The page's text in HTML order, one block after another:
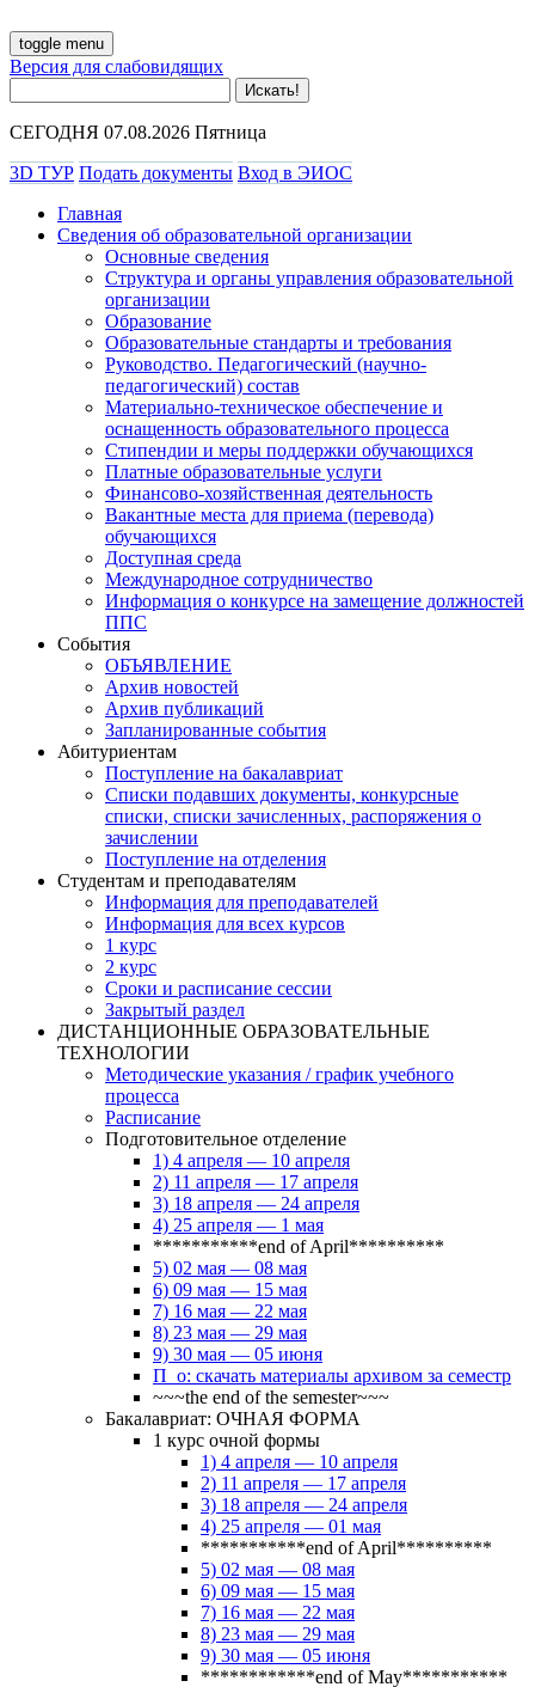
toggle menu
Версия для слабовидящих
СЕГОДНЯ 07.08.2026 Пятница
3D ТУР Подать документы Вход в ЭИОС
Главная
Сведения об образовательной организации
Основные сведения
Структура и органы управления образовательной
организации
Образование
Образовательные стандарты и требования
Руководство. Педагогический (научно-
педагогический) состав
Материально-техническое обеспечение и
оснащенность образовательного процесса
Стипендии и меры поддержки обучающихся
Платные образовательные услуги
Финансово-хозяйственная деятельность
Вакантные места для приема (перевода)
обучающихся
Доступная среда
Международное сотрудничество
Информация о конкурсе на замещение должностей
ППС
События
ОБЪЯВЛЕНИЕ
Архив новостей
Архив публикаций
Запланированные события
Абитуриентам
Поступление на бакалавриат
Списки подавших документы, конкурсные
списки, списки зачисленных, распоряжения о
зачислении
Поступление на отделения
Студентам и преподавателям
Информация для преподавателей
Информация для всех курсов
1 курс
2 курс
Сроки и расписание сессии
Закрытый раздел
ДИСТАНЦИОННЫЕ ОБРАЗОВАТЕЛЬНЫЕ
ТЕХНОЛОГИИ
Методические указания / график учебного
процесса
Расписание
Подготовительное отделение
1) 4 апреля — 10 апреля
2) 11 апреля — 17 апреля
3) 18 апреля — 24 апреля
4) 25 апреля — 1 мая
***********end of April**********
5) 02 мая — 08 мая
6) 09 мая — 15 мая
7) 16 мая — 22 мая
8) 23 мая — 29 мая
9) 30 мая — 05 июня
П_о: скачать материалы архивом за семестр
~~~the end of the semester~~~
Бакалавриат: ОЧНАЯ ФОРМА
1 курс очной формы
1) 4 апреля — 10 апреля
2) 11 апреля — 17 апреля
3) 18 апреля — 24 апреля
4) 25 апреля — 01 мая
***********end of April**********
5) 02 мая — 08 мая
6) 09 мая — 15 мая
7) 16 мая — 22 мая
8) 23 мая — 29 мая
9) 30 мая — 05 июня
************end of May***********